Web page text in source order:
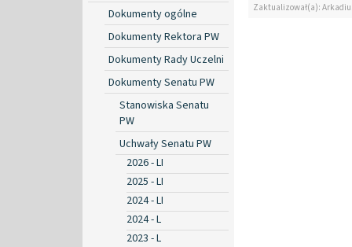
Dokumenty ogólne
Dokumenty Rektora PW
Dokumenty Rady Uczelni
Dokumenty Senatu PW
Stanowiska Senatu
PW
Uchwały Senatu PW
2026 - LI
2025 - LI
2024 - LI
2024 - L
2023 - L
Zaktualizował(a):